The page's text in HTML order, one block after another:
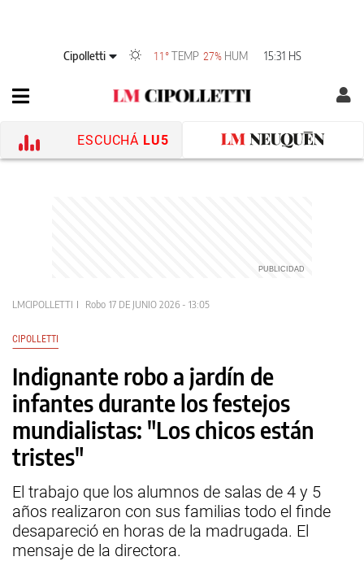
Cipolletti 11° TEMP 27% HUM 15:31 HS
ESCUCHÁ LU5
LMCIPOLLETTI Robo 17 DE JUNIO 2026 - 13:05
CIPOLLETTI
Indignante robo a jardín de
infantes durante los festejos
mundialistas: "Los chicos están
tristes"
El trabajo que los alumnos de salas de 4 y 5
años realizaron con sus familias todo el finde
desapareció en horas de la madrugada. El
mensaje de la directora.